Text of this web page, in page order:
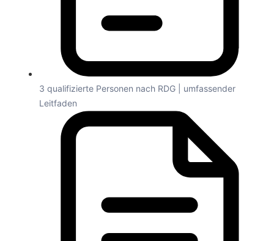
3 qualifizierte Personen nach RDG | umfassender
Leitfaden